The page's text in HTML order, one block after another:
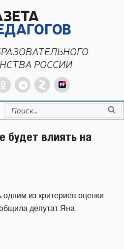
РОССИИ
Искать:
будет влиять на
одним из критериев оценки
депутат Яна